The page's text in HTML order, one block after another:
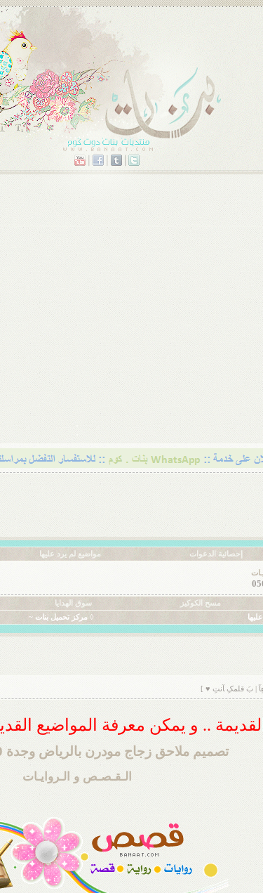
إحصائية الدعوات مواضيع لم يرد عليها
مسح الكوكيز سوق الهدايا
◊ مركز تحميل بنات ~
| بَ قلمکِ ﺂنتِ ♥ ]
القديمة .. و يمكن معرفة المواضيع
تصميم ملاحق زجاج مودرن بالرياض وجدة 0501543950
الـقـصـص و الـروايـات